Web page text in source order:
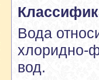
Вода
хлоридно-
вод.